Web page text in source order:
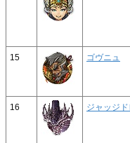
15 ゴヴニュ
16 ジャッジド